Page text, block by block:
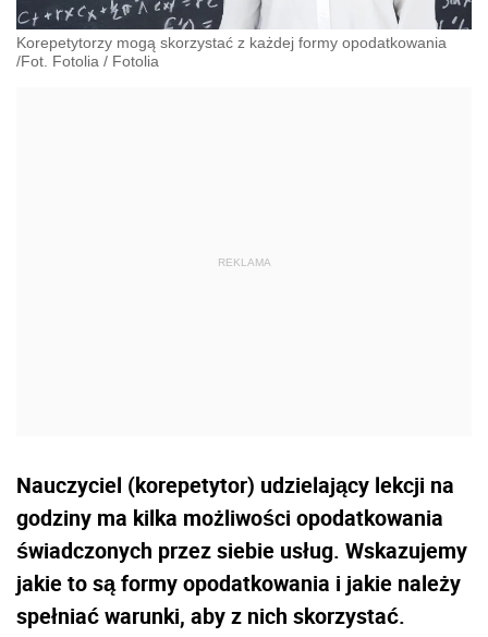
Korepetytorzy mogą skorzystać z każdej formy opodatkowania
/Fot. Fotolia / Fotolia
Nauczyciel (korepetytor) udzielający lekcji na
godziny ma kilka możliwości opodatkowania
świadczonych przez siebie usług. Wskazujemy
jakie to są formy opodatkowania i jakie należy
spełniać warunki, aby z nich skorzystać.